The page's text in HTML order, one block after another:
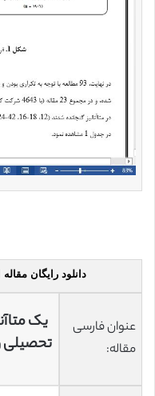
دانلود رایگان
عنوان فارسی
مقاله:
یک